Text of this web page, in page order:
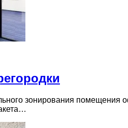
зонирования